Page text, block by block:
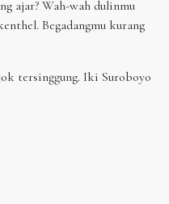
ajar? Wah-wah dulinmu
Begadangmu kurang
tersinggung. Iki Suroboyo